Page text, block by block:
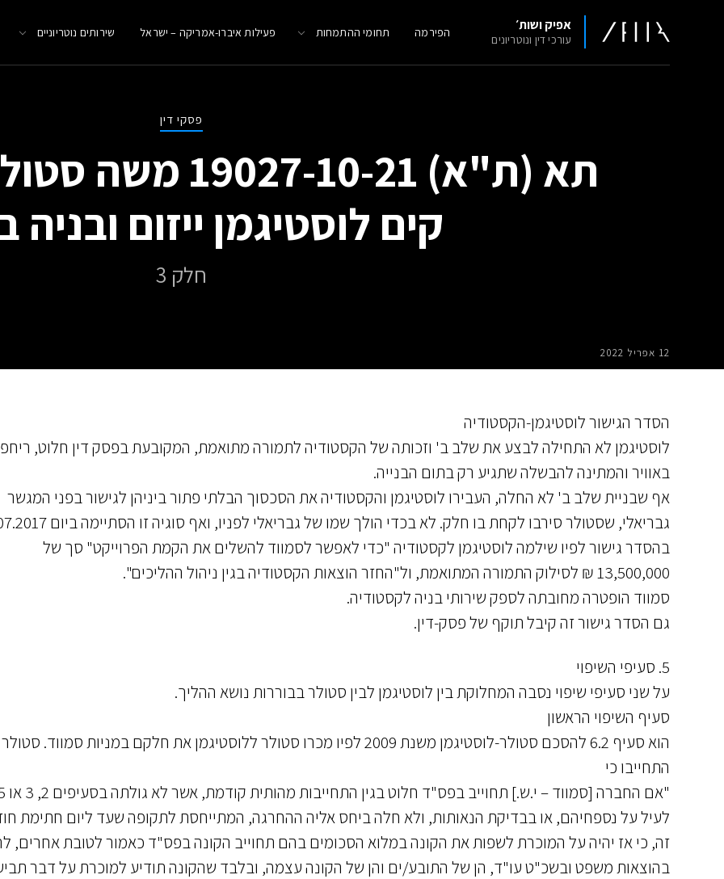
אפיק ושות׳
עורכי דין ונוטריונים הפירמה תחומי ההתמחות פעילות איברו-אמריקה – ישראל שירותים נוטריוניים
פסקי דין
תא (ת"א) 19027-
קים לוסטיגמן ייזום
חלק 3
12 אפריל 2022
הסדר הגישור לוסטיגמן-הקסטודיה
לוסטיגמן לא התחילה לבצע את שלב ב' וזכותה של הקסטודיה לתמורה מתואמת, המקובעת בפסק דין חלוט,
באוויר והמתינה להבשלה שתגיע רק בתום הבנייה.
אף שבניית שלב ב' לא החלה, העבירו לוסטיגמן והקסטודיה את הסכסוך הבלתי פתור ביניהן לגישור בפני המגשר
גבריאלי, שסטולר סירבו לקחת בו חלק. לא בכדי הולך שמו של גבריאלי
בהסדר גישור לפיו שילמה לוסטיגמן לקסטודיה "כדי לאפשר לסמווד להשלים את הקמת הפרוייקט" סך של
13,500,000 ₪ לסילוק התמורה המתואמת, ול"החזר הוצאות הקסטודיה בגין ניהול ההליכים".
סמווד הופטרה מחובתה לספק שירותי בניה לקסטודיה.
גם הסדר גישור זה קיבל תוקף של פסק-דין.
5. סעיפי השיפוי
על שני סעיפי שיפוי נסבה המחלוקת בין לוסטיגמן לבין סטולר בבוררות נושא ההליך.
סעיף השיפוי הראשון
הוא סעיף 6.2 להסכם סטולר-לוסטיגמן משנת 2009 לפיו מכרו סטולר ללוסטיגמן את חלקם במניות סמווד. סטולר
התחייבו כי
"אם החברה [סמווד – י.ש.] תחוייב בפס"ד
לעיל על נספחיהם, או בבדיקת הנאותות, ולא חלה ביחס אליה ההחרגה, המתייחסת לתקופה שעד ליום חתימת
זה, כי אז יהיה על המוכרת לשפות את הקונה במלוא הסכומים בהם תחוייב הקונה בפס"ד כאמור לטובת אחרים,
בהוצאות משפט ובשכ"ט עו"ד, הן של התובע/ים והן של הקונה עצמה, ובלבד שהקונה תודיע למוכרת על דבר